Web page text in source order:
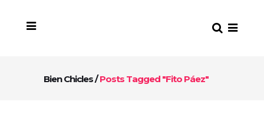
Bien Chicles/Posts Tagged "Fito Páez"